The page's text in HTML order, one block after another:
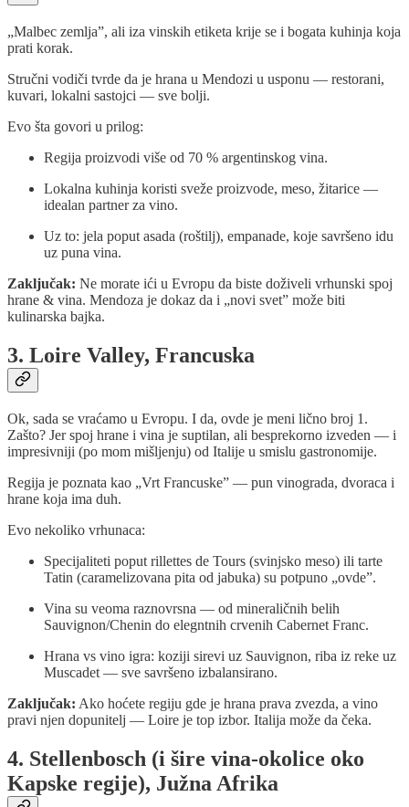
„Malbec zemlja”, ali iza vinskih etiketa krije se i bogata kuhinja koja
prati korak.
Stručni vodiči tvrde da je hrana u Mendozi u usponu — restorani,
kuvari, lokalni sastojci — sve bolji.
Evo šta govori u prilog:
Regija proizvodi više od 70 % argentinskog vina.
Lokalna kuhinja koristi sveže proizvode, meso, žitarice —
idealan partner za vino.
Uz to: jela poput asada (roštilj), empanade, koje savršeno idu
uz puna vina.
Zaključak: Ne morate ići u Evropu da biste doživeli vrhunski spoj
hrane & vina. Mendoza je dokaz da i „novi svet” može biti
kulinarska bajka.
3. Loire Valley, Francuska
Ok, sada se vraćamo u Evropu. I da, ovde je meni lično broj 1.
Zašto? Jer spoj hrane i vina je suptilan, ali besprekorno izveden — i
impresivniji (po mom mišljenju) od Italije u smislu gastronomije.
Regija je poznata kao „Vrt Francuske” — pun vinograda, dvoraca i
hrane koja ima duh.
Evo nekoliko vrhunaca:
Specijaliteti poput rillettes de Tours (svinjsko meso) ili tarte
Tatin (caramelizovana pita od jabuka) su potpuno „ovde”.
Vina su veoma raznovrsna — od mineraličnih belih
Sauvignon/Chenin do elegntnih crvenih Cabernet Franc.
Hrana vs vino igra: koziji sirevi uz Sauvignon, riba iz reke uz
Muscadet — sve savršeno izbalansirano.
Zaključak: Ako hoćete regiju gde je hrana prava zvezda, a vino
pravi njen dopunitelj — Loire je top izbor. Italija može da čeka.
4. Stellenbosch (i šire vina-okolice oko
Kapske regije), Južna Afrika